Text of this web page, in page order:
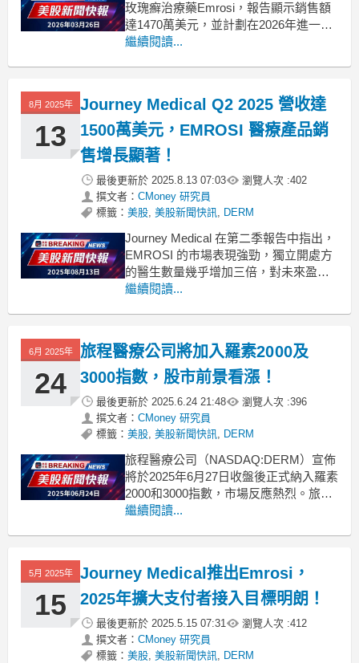
玫瑰癬治療藥Emrosi，報告顯示銷售額
達1470萬美元，並計劃在2026年進一步
增長。 .badgeprice-container {
gap: 1rem
繼續閱讀...
8月 2025年
13
Journey Medical Q2 2025 營收達
1500萬美元，EMROSI 醫療產品銷
售增長顯著！
最後更新於 2025.8.13 07:03 瀏覽人次 :402
撰文者： CMoney 研究員
標籤： 美股, 美股新聞快訊, DERM
Journey Medical 在第二季報告中指出，
EMROSI 的市場表現強勁，獨立開處方
的醫生數量幾乎增加三倍，對未來盈利
充滿信心。在最近的財報電話會議上，
EMROSI自上市以來已經迎
繼續閱讀...
6月 2025年
24
旅程醫療公司將加入羅素2000及
3000指數，股市前景看漲！
最後更新於 2025.6.24 21:48 瀏覽人次 :396
撰文者： CMoney 研究員
標籤： 美股, 美股新聞快訊, DERM
旅程醫療公司（NASDAQ:DERM）宣佈
將於2025年6月27日收盤後正式納入羅素
2000和3000指數，市場反應熱烈。旅程
醫療公司近日宣佈，其股票將於2025年6
注，因為該公司的成長潛力與行業地位
正逐步提升。羅素指數是衡
繼續閱讀...
5月 2025年
15
Journey Medical推出Emrosi，
2025年擴大支付者接入目標明朗！
最後更新於 2025.5.15 07:31 瀏覽人次 :412
撰文者： CMoney 研究員
標籤： 美股, 美股新聞快訊, DERM